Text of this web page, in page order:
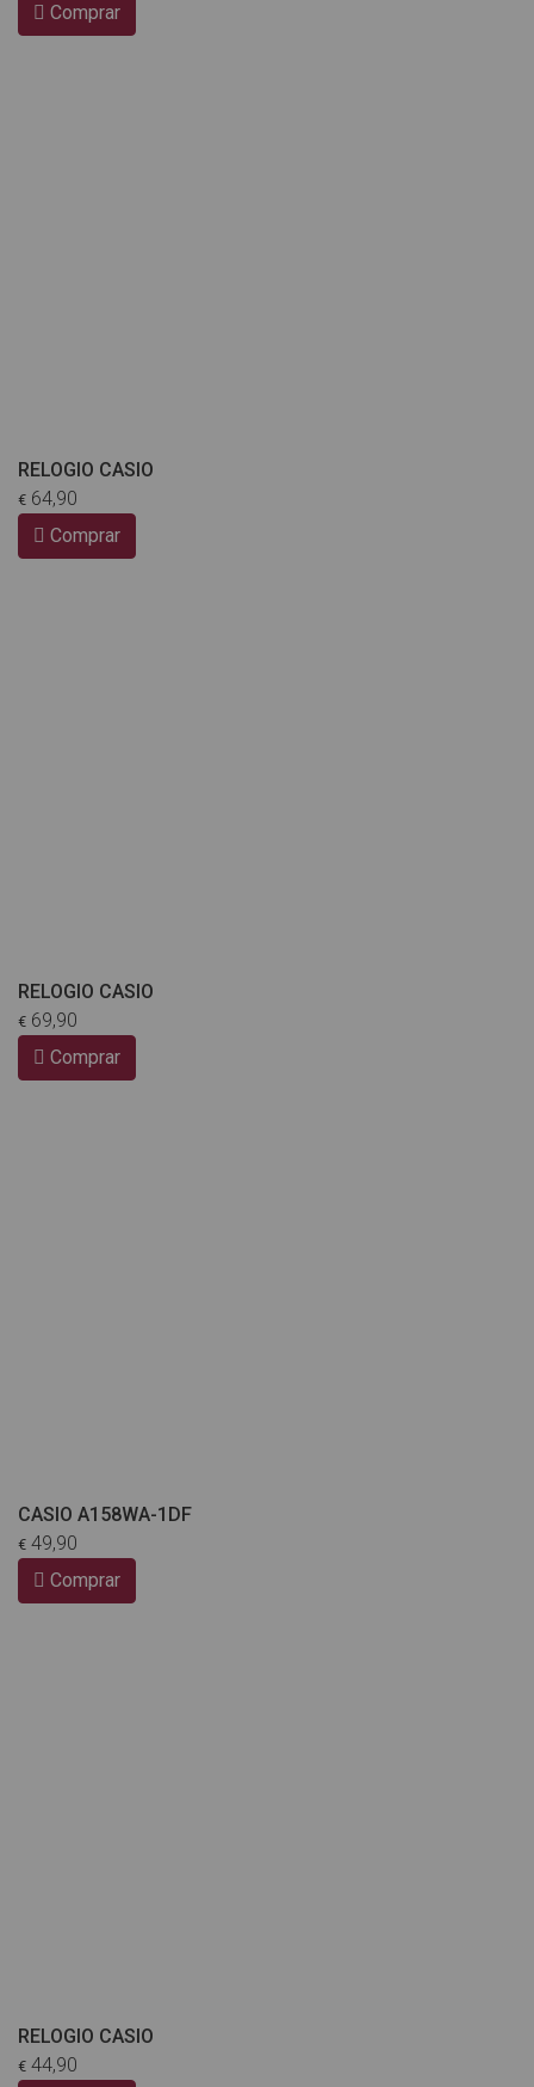
Comprar
RELOGIO CASIO
€ 64,90
Comprar
RELOGIO CASIO
€ 69,90
Comprar
CASIO A158WA-1DF
€ 49,90
Comprar
RELOGIO CASIO
€ 44,90